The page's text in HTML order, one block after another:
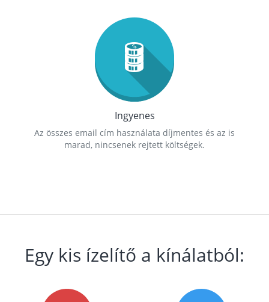
Ingyenes
Az összes email cím használata díjmentes és az is
marad, nincsenek rejtett költségek.
Egy kis ízelítő a kínálatból: